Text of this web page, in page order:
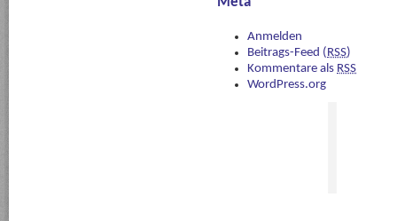
Anmelden
Beitrags-Feed (RSS)
Kommentare als RSS
WordPress.org